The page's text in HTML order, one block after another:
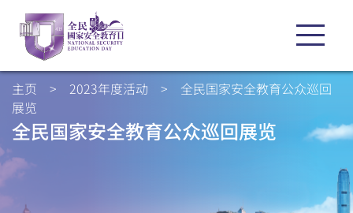
主页 > 2023年度活动 > 全民国家安全教育公众巡回
展览
全民国家安全教育公众巡回展览